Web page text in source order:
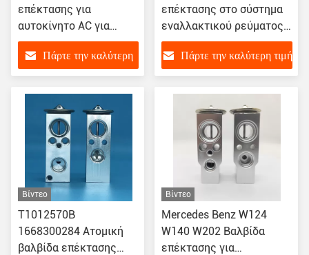
επέκτασης για
αυτοκίνητο AC για
NISSAN TIIDA και
LIVINA 1.6L-1.8L
Πάρτε την καλύτερη
επέκτασης στο σύστημα
εναλλακτικού ρεύματος
αυτοκινήτου για 05-12
BMW E90/E91/E92
Πάρτε την καλύτερη τιμή
Βίντεο
T1012570B
1668300284 Ατομική
βαλβίδα επέκτασης
Βίντεο
Mercedes Benz W124
W140 W202 Βαλβίδα
επέκτασης για